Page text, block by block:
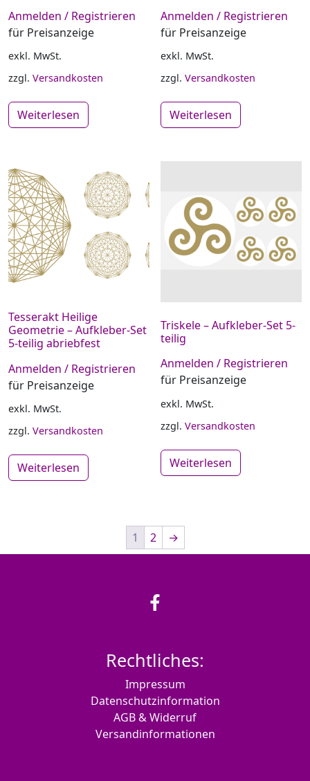
Anmelden / Registrieren
für Preisanzeige
exkl. MwSt.
zzgl. Versandkosten
Weiterlesen
Anmelden / Registrieren
für Preisanzeige
exkl. MwSt.
zzgl.Versandkosten
Weiterlesen
Tesserakt Heilige
Geometrie – Aufkleber-Set
5-teilig abriebfest
Anmelden / Registrieren
für Preisanzeige
exkl. MwSt.
zzgl. Versandkosten
Weiterlesen
Triskele – Aufkleber-Set 5-
teilig
Anmelden / Registrieren
für Preisanzeige
exkl. MwSt.
zzgl.Versandkosten
Weiterlesen
1 2 →
Rechtliches:
Impressum
Datenschutzinformation
AGB & Widerruf
Versandinformationen